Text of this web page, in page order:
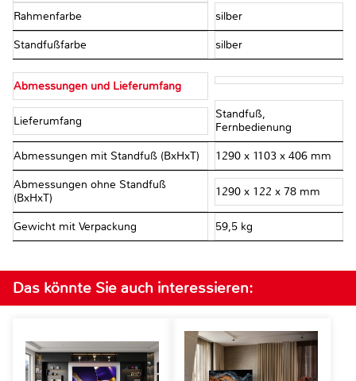
Rahmenfarbe silber
Standfußfarbe silber
Abmessungen und Lieferumfang
Lieferumfang
Standfuß,
Fernbedienung
Abmessungen mit Standfuß (BxHxT) 1290 x 1103 x 406 mm
Abmessungen ohne Standfuß
(BxHxT)
1290 x 122 x 78 mm
Gewicht mit Verpackung 59,5 kg
Das könnte Sie auch interessieren: